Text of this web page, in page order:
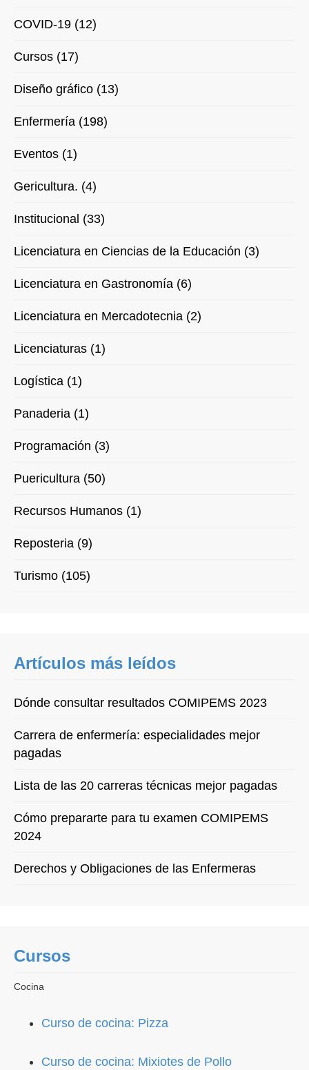
COVID-19 (12)
Cursos (17)
Diseño gráfico (13)
Enfermería (198)
Eventos (1)
Gericultura. (4)
Institucional (33)
Licenciatura en Ciencias de la Educación (3)
Licenciatura en Gastronomía (6)
Licenciatura en Mercadotecnia (2)
Licenciaturas (1)
Logística (1)
Panaderia (1)
Programación (3)
Puericultura (50)
Recursos Humanos (1)
Reposteria (9)
Turismo (105)
Artículos más leídos
Dónde consultar resultados COMIPEMS 2023
Carrera de enfermería: especialidades mejor
pagadas
Lista de las 20 carreras técnicas mejor pagadas
Cómo prepararte para tu examen COMIPEMS
2024
Derechos y Obligaciones de las Enfermeras
Cursos
Cocina
Curso de cocina: Pizza
Curso de cocina: Mixiotes de Pollo